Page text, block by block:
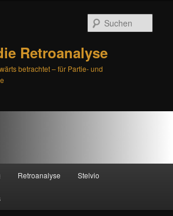
Retroanalyse
betrachtet – für Partie- und
Retroanalyse Stelvio